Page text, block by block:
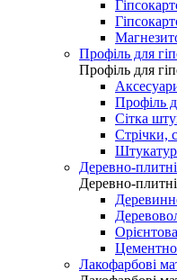
Профіль для
Профіль для
Профіль
Сітка
Стрічки,
Деревно-
Деревно-
Лакофарбові